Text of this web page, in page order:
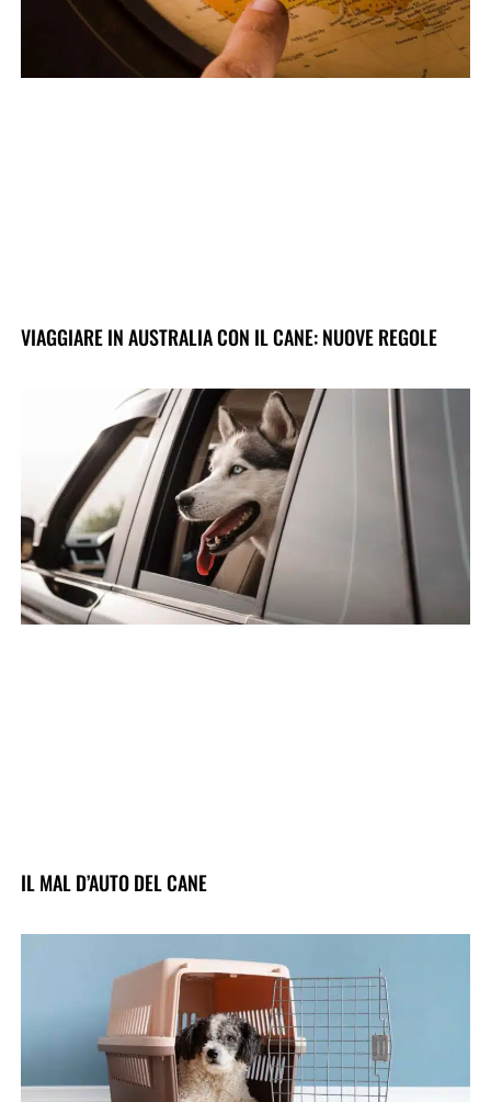
VIAGGIARE IN AUSTRALIA CON IL CANE: NUOVE REGOLE
IL MAL D’AUTO DEL CANE